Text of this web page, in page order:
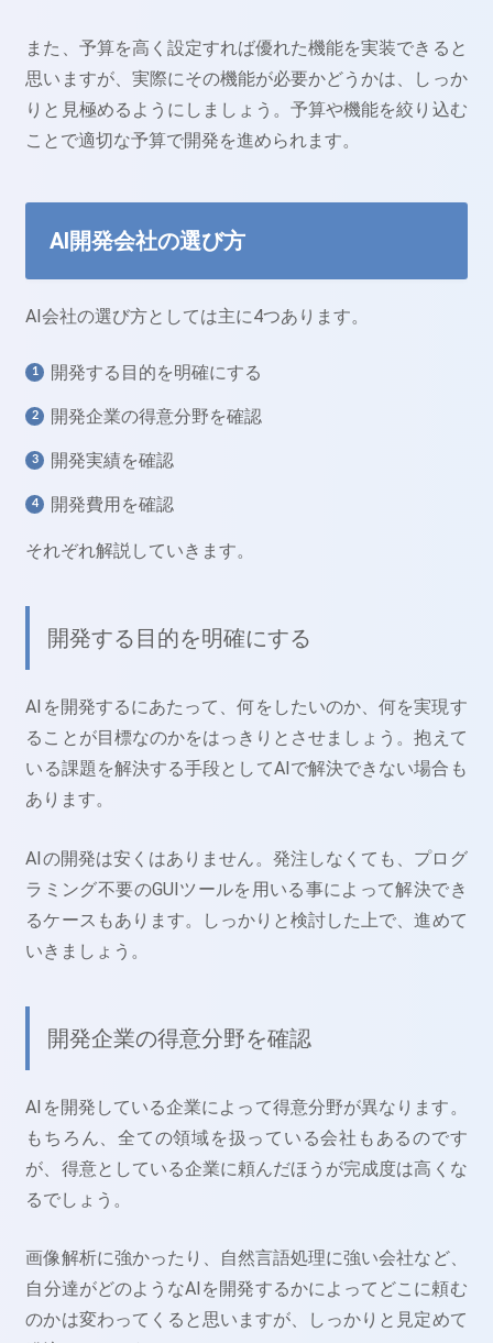
また、予算を高く設定すれば優れた機能を実装できると
思いますが、実際にその機能が必要かどうかは、しっか
りと見極めるようにしましょう。予算や機能を絞り込む
ことで適切な予算で開発を進められます。
AI開発会社の選び方
AI会社の選び方としては主に4つあります。
開発する目的を明確にする
開発企業の得意分野を確認
開発実績を確認
開発費用を確認
それぞれ解説していきます。
開発する目的を明確にする
AIを開発するにあたって、何をしたいのか、何を実現す
ることが目標なのかをはっきりとさせましょう。抱えて
いる課題を解決する手段としてAIで解決できない場合も
あります。
AIの開発は安くはありません。発注しなくても、プログ
ラミング不要のGUIツールを用いる事によって解決でき
るケースもあります。しっかりと検討した上で、進めて
いきましょう。
開発企業の得意分野を確認
AIを開発している企業によって得意分野が異なります。
もちろん、全ての領域を扱っている会社もあるのです
が、得意としている企業に頼んだほうが完成度は高くな
るでしょう。
画像解析に強かったり、自然言語処理に強い会社など、
自分達がどのようなAIを開発するかによってどこに頼む
のかは変わってくると思いますが、しっかりと見定めて